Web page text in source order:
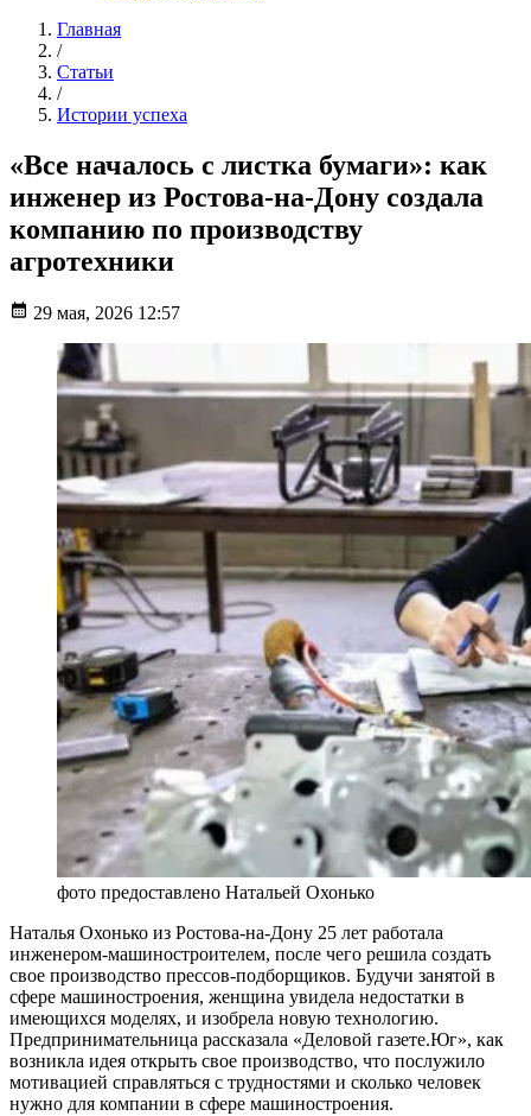
Главная
/
Статьи
/
Истории успеха
«Все началось с листка бумаги»: как
инженер из Ростова-на-Дону создала
компанию по производству
агротехники
29 мая, 2026 12:57
фото предоставлено Натальей Охонько
Наталья Охонько из Ростова-на-Дону 25 лет работала
инженером-машиностроителем, после чего решила создать
свое производство прессов-подборщиков. Будучи занятой в
сфере машиностроения, женщина увидела недостатки в
имеющихся моделях, и изобрела новую технологию.
Предпринимательница рассказала «Деловой газете.Юг», как
возникла идея открыть свое производство, что послужило
мотивацией справляться с трудностями и сколько человек
нужно для компании в сфере машиностроения.